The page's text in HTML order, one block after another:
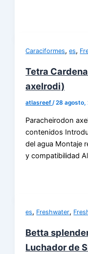
Caraciformes,es,
Tetra
axelrodi)
atlasreef/28 agosto,
Paracheirodon
contenidos
del agua Montaje
y compatibilidad
es, Freshwater,
Betta
Luchador de